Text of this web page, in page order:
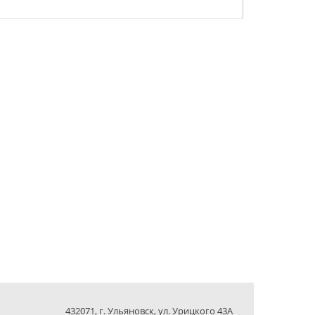
432071, г. Ульяновск, ул. Урицкого 43А